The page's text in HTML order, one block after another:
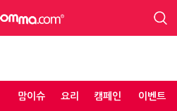
맘이슈 요리 캠페인 이벤트